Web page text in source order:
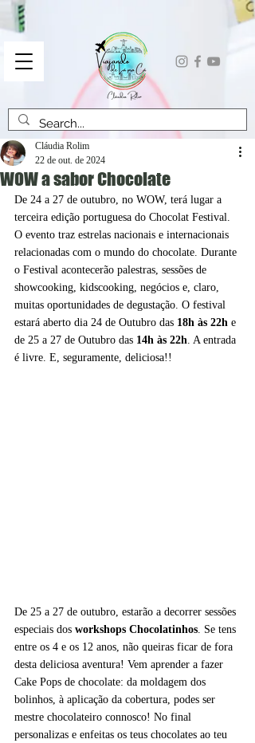
WOW a sabor Chocolate
Cláudia Rolim
22 de out. de 2024
De 24 a 27 de outubro, no WOW, terá lugar a
terceira edição portuguesa do Chocolat Festival.
O evento traz estrelas nacionais e internacionais
relacionadas com o mundo do chocolate. Durante
o Festival acontecerão palestras, sessões de
showcooking, kidscooking, negócios e, claro,
muitas oportunidades de degustação. O festival
estará aberto dia 24 de Outubro das 18h às 22h e
de 25 a 27 de Outubro das 14h às 22h. A entrada
é livre. E, seguramente, deliciosa!!
De 25 a 27 de outubro, estarão a decorrer sessões
especiais dos workshops Chocolatinhos. Se tens
entre os 4 e os 12 anos, não queiras ficar de fora
desta deliciosa aventura! Vem aprender a fazer
Cake Pops de chocolate: da moldagem dos
bolinhos, à aplicação da cobertura, podes ser
mestre chocolateiro connosco! No final
personalizas e enfeitas os teus chocolates ao teu